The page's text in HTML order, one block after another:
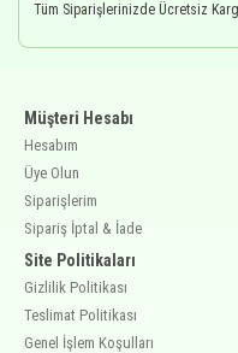
Tüm Siparişlerinizde Ücretsiz
Müşteri Hesabı
Hesabım
Üye Olun
Siparişlerim
Sipariş İptal & İade
Site Politikaları
Gizlilik Politikası
Teslimat Politikası
Genel İşlem Koşulları